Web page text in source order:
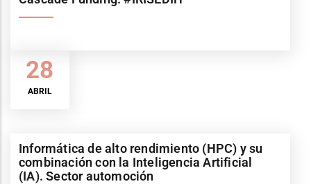
28
ABRIL
Informática de alto rendimiento (HPC) y su
combinación con la Inteligencia Artificial
(IA). Sector automoción